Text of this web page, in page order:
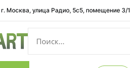
Москва, улица Радио, 5с5, помещение 3/1